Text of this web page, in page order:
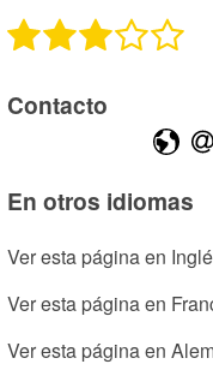
Contacto
En otros idiomas
Ver esta página en
Ver esta página en
Ver esta página en